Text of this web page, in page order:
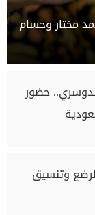
مختار وحسام
حضور
وتنسيق